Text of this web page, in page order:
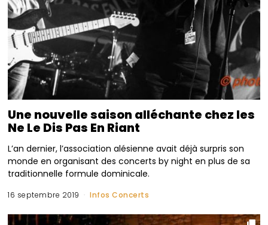
Une nouvelle saison alléchante chez les
Ne Le Dis Pas En Riant
L’an dernier, l’association alésienne avait déjà surpris son
monde en organisant des concerts by night en plus de sa
traditionnelle formule dominicale.
16 septembre 2019 Infos Concerts